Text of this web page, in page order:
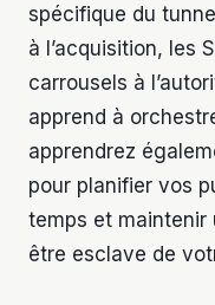
spécifique du
à l’acquisition, les
carrousels à
apprend à
apprendrez
pour planifier vos
temps et maintenir
être esclave de